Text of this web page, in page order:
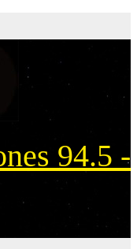
94.5 -